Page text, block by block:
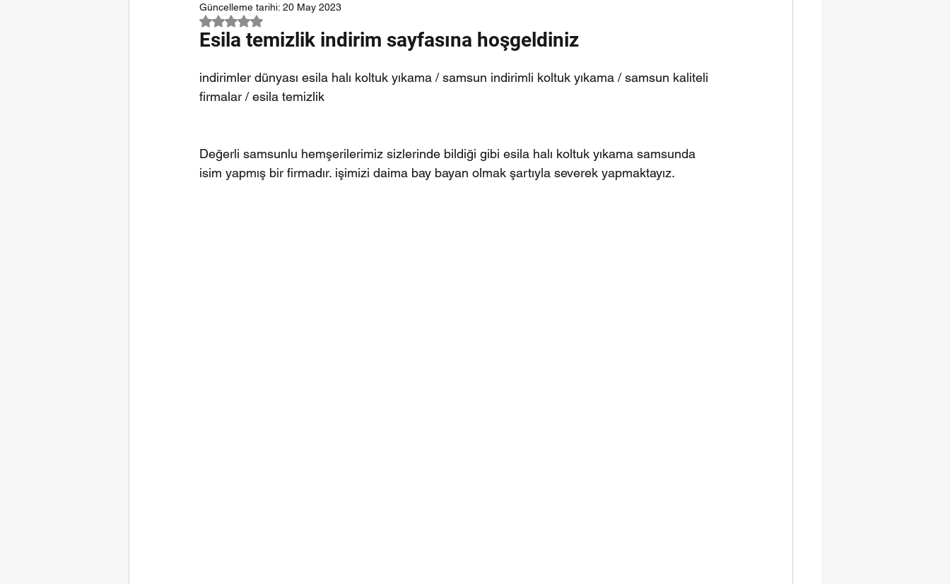
Güncelleme tarihi: 20 May 2023
5 üzerinden NaN yıldız
Esila temizlik indirim sayfasına hoşgeldiniz
indirimler dünyası esila halı koltuk yıkama / samsun indirimli koltuk yıkama / samsun kaliteli
firmalar / esila temizlik
Değerli samsunlu hemşerilerimiz sizlerinde bildiği gibi esila halı koltuk yıkama samsunda
isim yapmış bir firmadır. işimizi daima bay bayan olmak şartıyla severek yapmaktayız.